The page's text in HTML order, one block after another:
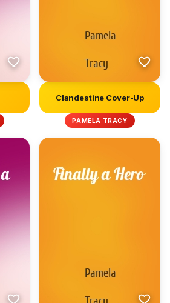
Clandestine Cover-Up
PAMELA TRACY